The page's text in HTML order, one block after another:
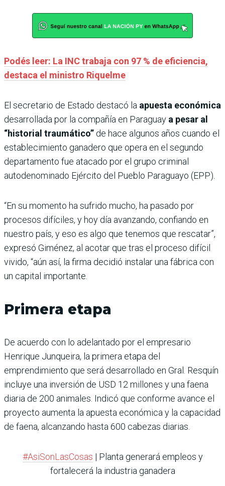
Podés leer: La INC trabaja con 97 % de eficiencia,
destaca el ministro Riquelme
El secretario de Estado destacó la apuesta económica
desarrollada por la compañía en Paraguay a pesar al
“historial traumático” de hace algunos años cuando el
establecimiento ganadero que opera en el segundo
departamento fue atacado por el grupo criminal
autodenominado Ejército del Pueblo Paraguayo (EPP).
“En su momento ha sufrido mucho, ha pasado por
procesos difíciles, y hoy día avanzando, confiando en
nuestro país, y eso es algo que tenemos que rescatar”,
expresó Giménez, al acotar que tras el proceso difícil
vivido, “aún así, la firma decidió instalar una fábrica con
un capital importante.
Primera etapa
De acuerdo con lo adelantado por el empresario
Henrique Junqueira, la primera etapa del
emprendimiento que será desarrollado en Gral. Resquín
incluye una inversión de USD 12 millones y una faena
diaria de 200 animales. Indicó que conforme avance el
proyecto aumenta la apuesta económica y la capacidad
de faena, alcanzando hasta 600 cabezas diarias.
#AsiSonLasCosas | Planta generará empleos y
fortalecerá la industria ganadera